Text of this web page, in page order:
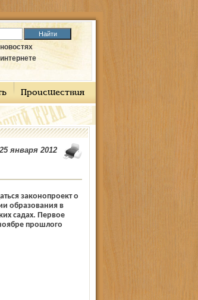
Происшествия
января 2012
законопроект о
образования в
садах. Первое
прошлого